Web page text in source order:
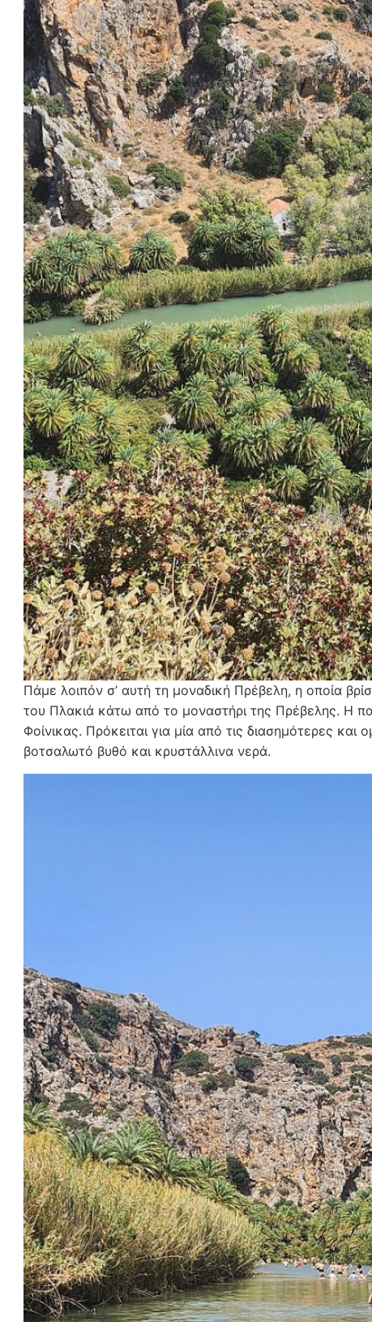
Πάμε λοιπόν σ’ αυτή τη μοναδική Πρέβελη, η οποία
του Πλακιά κάτω από το μοναστήρι της Πρέβελης. Η
Φοίνικας. Πρόκειται για μία από τις διασημότερες
βοτσαλωτό βυθό και κρυστάλλινα νερά.